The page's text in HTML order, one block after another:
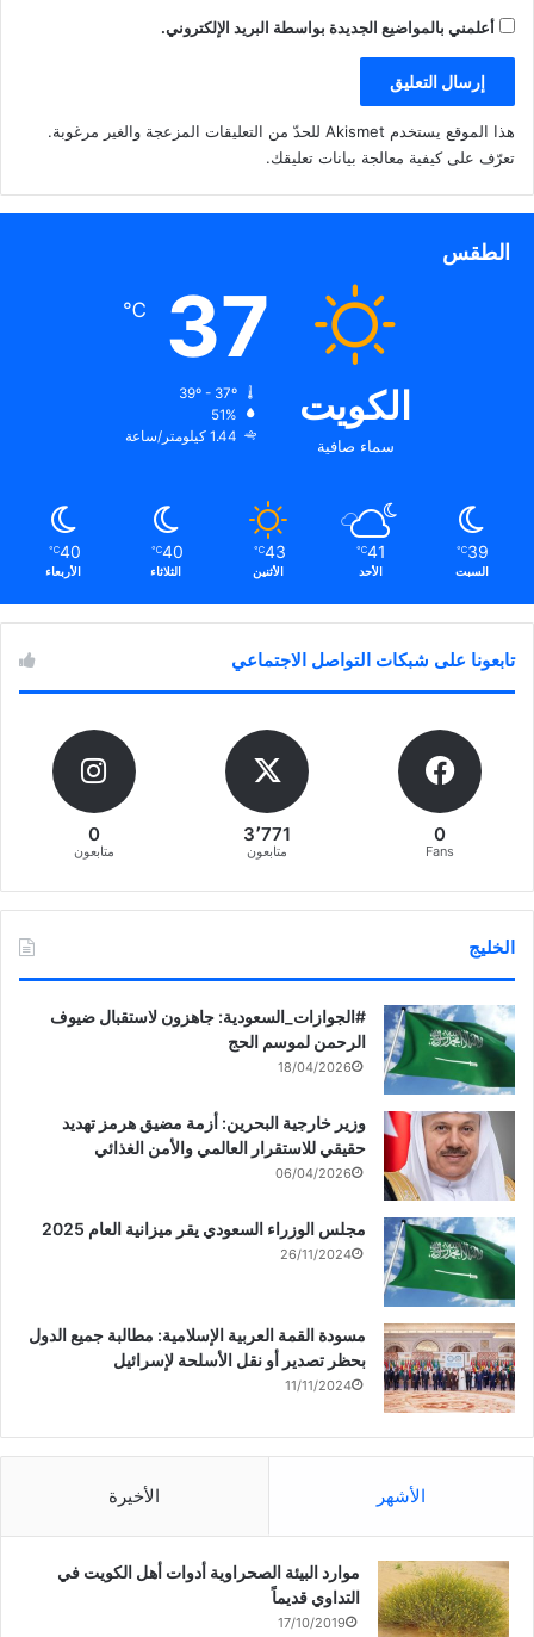
أعلمني بالمواضيع الجديدة بواسطة البريد الإلكتروني.
هذا الموقع يستخدم Akismet للحدّ من التعليقات المزعجة والغير مرغوبة.
تعرّف على كيفية معالجة بيانات تعليقك.
الطقس
الكويت
سماء صافية
37
℃
51%
1.44 كيلومتر/ساعة
39
℃
السبت
41
℃
الأحد
43
℃
الأثنين
40
℃
الثلاثاء
40
℃
الأربعاء
تابعونا على شبكات التواصل الاجتماعي
0
Fans
3٬771
متابعون
0
متابعون
الخليج
‏‎#الجوازات_السعودية: جاهزون لاستقبال ضيوف
الرحمن لموسم الحج
18/04/2026
وزير خارجية البحرين: أزمة مضيق هرمز تهديد
حقيقي للاستقرار العالمي والأمن الغذائي
06/04/2026
مجلس الوزراء السعودي يقر ميزانية العام 2025
26/11/2024
مسودة القمة العربية الإسلامية: مطالبة جميع الدول
بحظر تصدير أو نقل الأسلحة لإسرائيل
11/11/2024
الأشهر الأخيرة
موارد البيئة الصحراوية أدوات أهل الكويت في
التداوي قديماً
17/10/2019